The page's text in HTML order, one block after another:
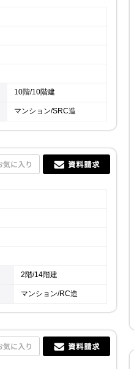
10階/10階建
マンション/SRC造
2階/14階建
マンション/RC造